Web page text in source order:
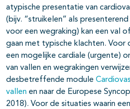
atypische presentatie van
(bijv. “struikelen” als
voor een wegraking) kan een val
gaan met typische klachten. Voor
een mogelijke cardiale (urgente)
van vallen en wegrakingen
desbetreffende module
vallen en naar de Europese
2018). Voor de situaties waarin